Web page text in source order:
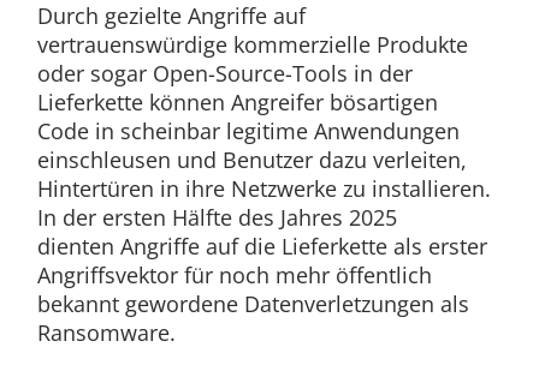
Durch gezielte Angriffe auf
vertrauenswürdige kommerzielle Produkte
oder sogar Open-Source-Tools in der
Lieferkette können Angreifer bösartigen
Code in scheinbar legitime Anwendungen
einschleusen und Benutzer dazu verleiten,
Hintertüren in ihre Netzwerke zu installieren.
In der ersten Hälfte des Jahres 2025
dienten Angriffe auf die Lieferkette als erster
Angriffsvektor für noch mehr öffentlich
bekannt gewordene Datenverletzungen als
Ransomware.